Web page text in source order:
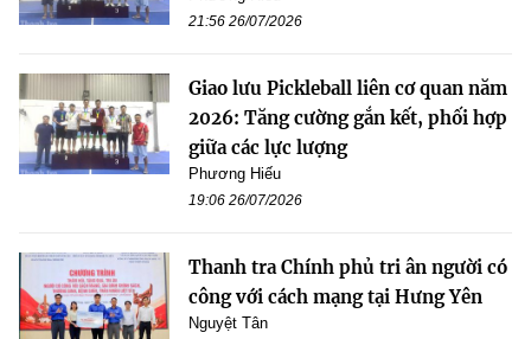
21:56 26/07/2026
Giao lưu Pickleball liên cơ quan năm
2026: Tăng cường gắn kết, phối hợp
giữa các lực lượng
Phương Hiếu
19:06 26/07/2026
Thanh tra Chính phủ tri ân người có
công với cách mạng tại Hưng Yên
Nguyệt Tân